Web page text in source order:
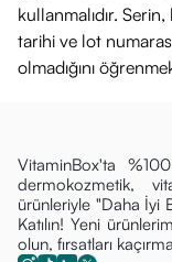
kullanmalıdır.
tarihi ve lot
olmadığını
VitaminBox'ta
dermokozmetik,
ürünleriyle "Daha İyi
Katılın! Yeni
olun, fırsatları